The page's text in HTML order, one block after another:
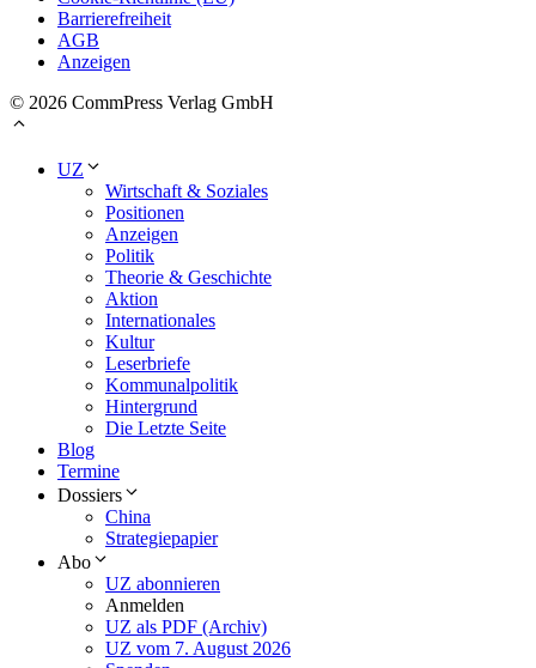
Barrierefreiheit
AGB
Anzeigen
© 2026 CommPress Verlag GmbH
UZ
Wirtschaft & Soziales
Positionen
Anzeigen
Politik
Theorie & Geschichte
Aktion
Internationales
Kultur
Leserbriefe
Kommunalpolitik
Hintergrund
Die Letzte Seite
Blog
Termine
Dossiers
China
Strategiepapier
Abo
UZ abonnieren
Anmelden
UZ als PDF (Archiv)
UZ vom 7. August 2026